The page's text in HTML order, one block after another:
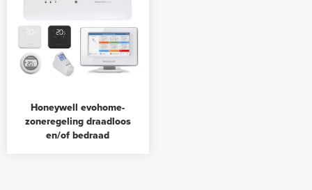
Honeywell evohome-
zoneregeling draadloos
en/of bedraad